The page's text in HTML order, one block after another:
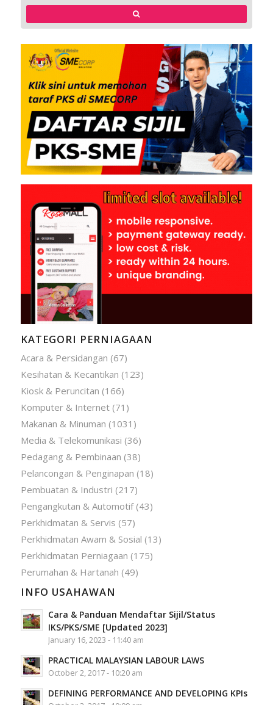
KATEGORI PERNIAGAAN
Acara & Persidangan (67)
Kesihatan & Kecantikan (123)
Kiosk & Peruncitan (166)
Komputer & Internet(71)
Makanan & Minuman (1031)
Media & Telekomunikasi (36)
Pedagang & Pembinaan (38)
Pelancongan & Penginapan (18)
Pembuatan & Industri (217)
Pengangkutan & Automotif(43)
Perkhidmatan & Servis (57)
Perkhidmatan Awam & Sosial (13)
Perkhidmatan Perniagaan (175)
Perumahan & Hartanah (49)
INFO USAHAWAN
Cara & Panduan Mendaftar Sijil/Status
IKS/PKS/SME [Updated 2023]
January 16, 2023 - 11:40 am
PRACTICAL MALAYSIAN LABOUR LAWS
October 2, 2017 - 10:20 am
DEFINING PERFORMANCE AND DEVELOPING KPIs